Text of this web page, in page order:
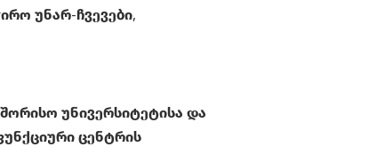
უნარ-ჩვევები,
უნივერსიტეტისა და
ცენტრის